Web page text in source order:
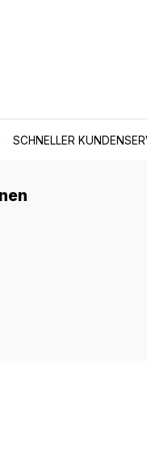
SCHNELLER